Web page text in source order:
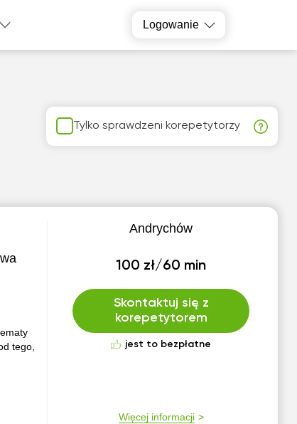
Logowanie
Tylko sprawdzeni korepetytorzy
tego,
Andrychów
100 zł/60 min
Skontaktuj się z
korepetytorem
jest to bezpłatne
Więcej informacji